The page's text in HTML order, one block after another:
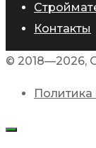
Контакты
© 2018—2026,